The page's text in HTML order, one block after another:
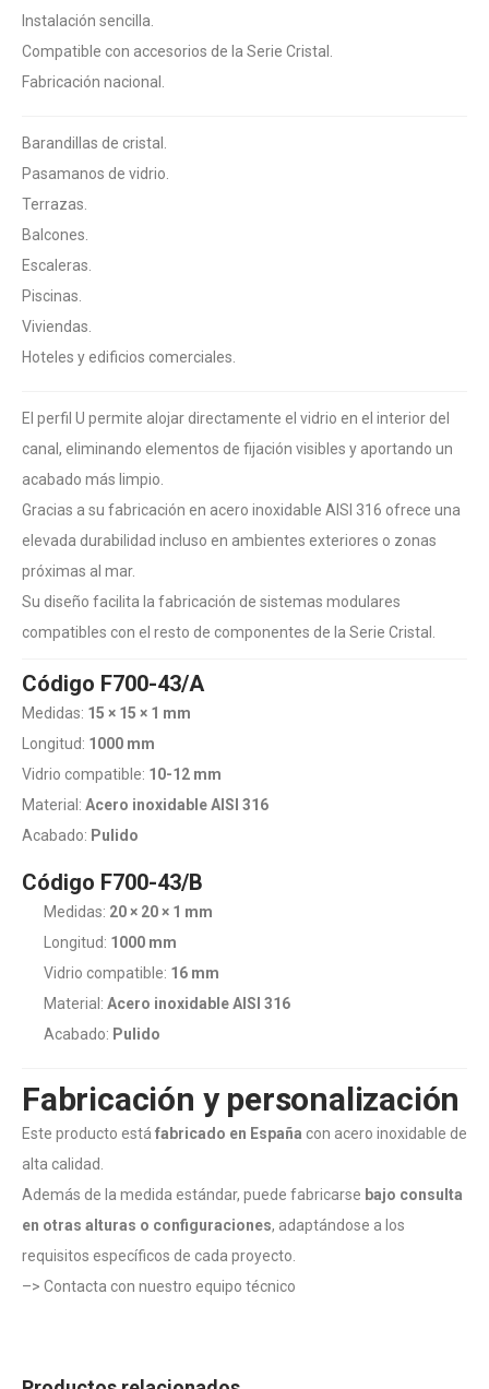
Instalación sencilla.
Compatible con accesorios de la Serie Cristal.
Fabricación nacional.
Barandillas de cristal.
Pasamanos de vidrio.
Terrazas.
Balcones.
Escaleras.
Piscinas.
Viviendas.
Hoteles y edificios comerciales.
El perfil U permite alojar directamente el vidrio en el interior del
canal, eliminando elementos de fijación visibles y aportando un
acabado más limpio.
Gracias a su fabricación en acero inoxidable AISI 316 ofrece una
elevada durabilidad incluso en ambientes exteriores o zonas
próximas al mar.
Su diseño facilita la fabricación de sistemas modulares
compatibles con el resto de componentes de la Serie Cristal.
Código F700-43/A
Medidas: 15 × 15 × 1 mm
Longitud: 1000 mm
Vidrio compatible: 10-12 mm
Material: Acero inoxidable AISI 316
Acabado: Pulido
Código F700-43/B
Medidas: 20 × 20 × 1 mm
Longitud: 1000 mm
Vidrio compatible: 16 mm
Material: Acero inoxidable AISI 316
Acabado: Pulido
Fabricación y personalización
Este producto está fabricado en España con acero inoxidable de
alta calidad.
Además de la medida estándar, puede fabricarse bajo consulta
en otras alturas o configuraciones, adaptándose a los
requisitos específicos de cada proyecto.
–> Contacta con nuestro equipo técnico